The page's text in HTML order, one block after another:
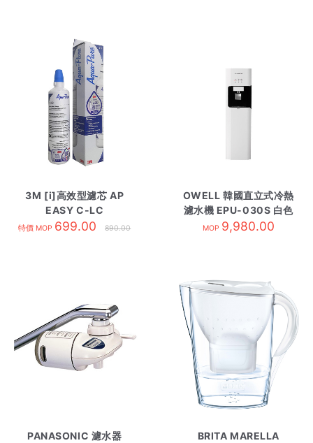
3M [i]高效型濾芯 AP
EASY C-LC
特價 MOP 699.00 890.00
OWELL 韓國直立式冷熱
濾水機 EPU-030S 白色
MOP 9,980.00
PANASONIC 濾水器
BRITA MARELLA